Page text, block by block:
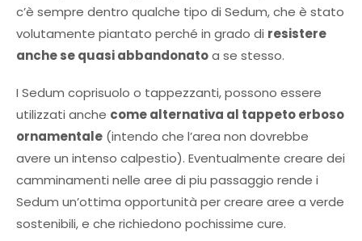
c’è sempre dentro qualche tipo di Sedum, che è stato
volutamente piantato perché in grado di resistere
anche se quasi abbandonatoa se stesso.
I Sedum coprisuolo o tappezzanti, possono essere
utilizzati anche come alternativa al tappeto erboso
ornamentale (intendo che l’area non dovrebbe
avere un intenso calpestio). Eventualmente creare dei
camminamenti nelle aree di piu passaggio rende i
Sedum un’ottima opportunità per creare aree a verde
sostenibili, e che richiedono pochissime cure.